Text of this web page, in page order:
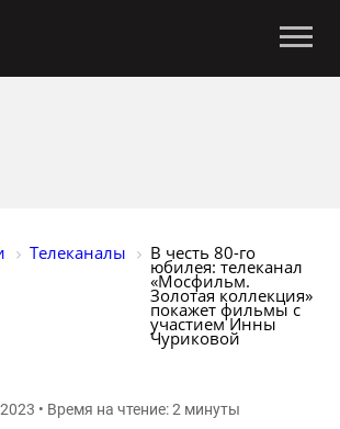
Телеканалы В честь 80-го
юбилея: телеканал
«Мосфильм.
Золотая коллекция»
покажет фильмы с
участием Инны
Чуриковой
• Время на чтение: 2 минуты